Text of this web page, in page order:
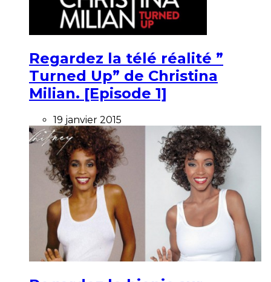
Regardez la télé réalité ”
Turned Up” de Christina
Milian. [Episode 1]
19 janvier 2015